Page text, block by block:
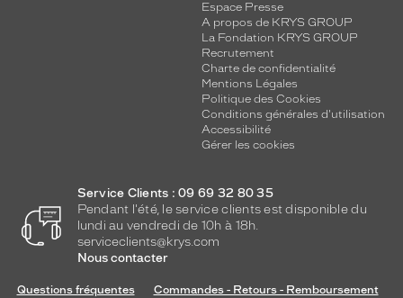
Espace Presse
A propos de KRYS GROUP
La Fondation KRYS GROUP
Recrutement
Charte de confidentialité
Mentions Légales
Politique des Cookies
Conditions générales d'utilisation
Accessibilité
Gérer les cookies
Service Clients : 09 69 32 80 35
Pendant l'été, le service clients est disponible du
lundi au vendredi de 10h à 18h.
serviceclients@krys.com
Nous contacter
Questions fréquentes
Commandes - Retours - Remboursement